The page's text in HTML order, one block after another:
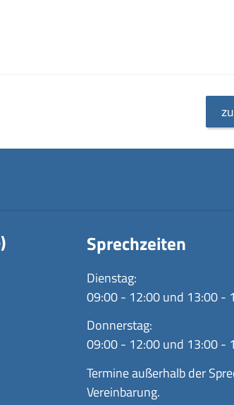
Sprechzeiten
Dienstag:
09:00 - 12:00 und 13:00 -
Donnerstag:
09:00 - 12:00 und 13:00 -
Termine außerhalb der
Vereinbarung.